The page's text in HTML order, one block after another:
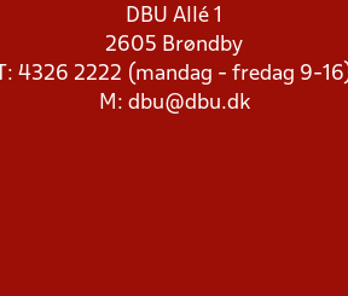
DBU Allé 1
2605 Brøndby
T: 4326 2222 (mandag - fredag 9-
M: dbu@dbu.dk